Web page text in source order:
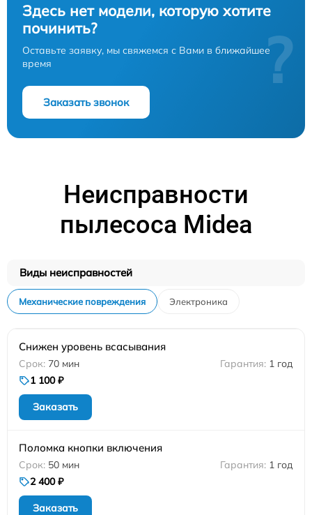
Здесь нет модели, которую хотите
починить?
Оставьте заявку, мы свяжемся с Вами в ближайшее
время
Заказать звонок
?
Неисправности
пылесоса Midea
Виды неисправностей
Механические повреждения Электроника
Снижен уровень всасывания
70 мин
1 год
1 100 ₽
Заказать
Поломка кнопки включения
50 мин
1 год
2 400 ₽
Заказать